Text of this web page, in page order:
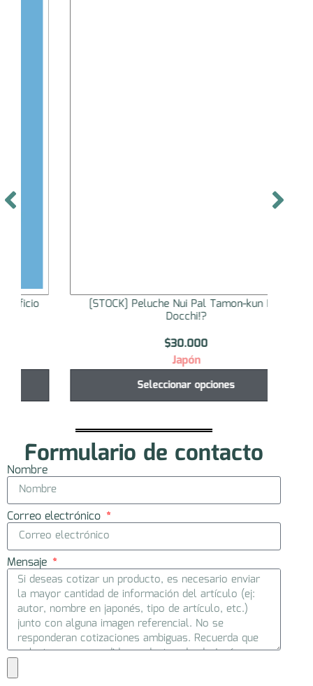
[STOCK] Peluche Nui Pal Tamon-kun Ima
30.000
Seleccionar opciones
Formulario de contacto
Nombre
Correo electrónico
Mensaje